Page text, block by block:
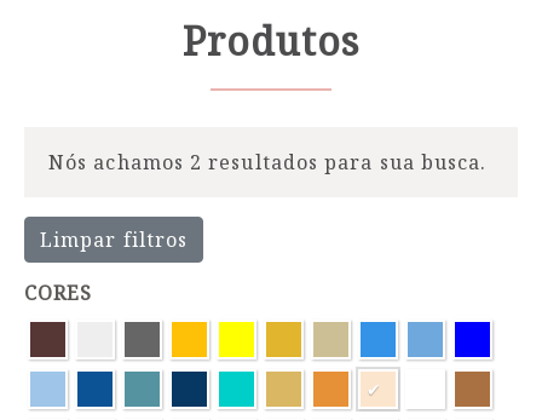
Produtos
Nós achamos 2 resultados para sua busca.
Limpar filtros
CORES